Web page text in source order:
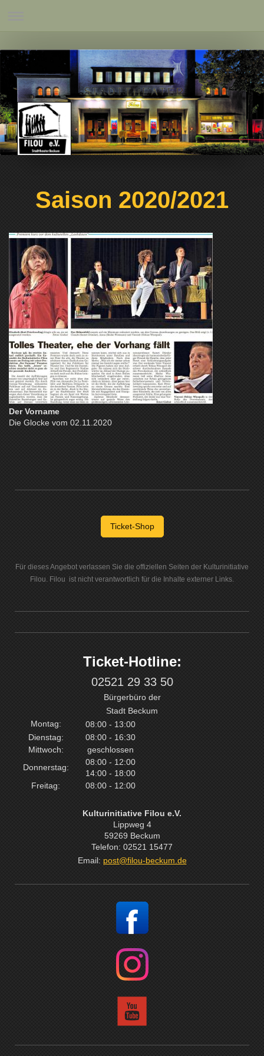
Saison 2020/2021
Der Vorname
Die Glocke vom 02.11.2020
Ticket-Shop
Für dieses Angebot verlassen Sie die offiziellen Seiten der Kulturinitiative
Filou. Filou ist nicht verantwortlich für die Inhalte externer Links.
Ticket-Hotline:
02521 29 33 50
Bürgerbüro der
Stadt Beckum
Montag:
08:00 - 13:00
Dienstag:
08:00 - 16:30
Mittwoch:
geschlossen
Donnerstag:
08:00 - 12:00
14:00 - 18:00
Freitag:
08:00 - 12:00
Kulturinitiative Filou e.V.
Lippweg 4
59269 Beckum
Telefon: 02521 15477
Email: post@filou-beckum.de